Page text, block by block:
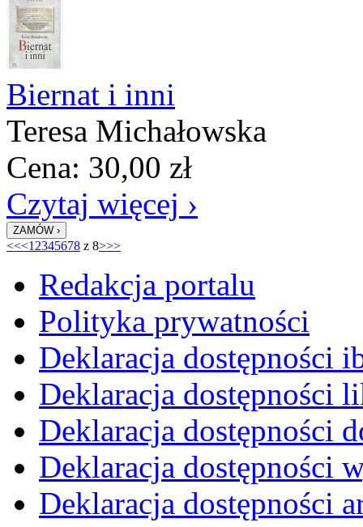
Biernat i inni
Teresa Michałowska
Cena: 30,00 zł
Czytaj więcej ›
<<<1 2345678 z 8>>>
Redakcja portalu
Polityka prywatności
Deklaracja dostępności
Deklaracja dostępności
Deklaracja dostępności
Deklaracja dostępności
Deklaracja dostępności